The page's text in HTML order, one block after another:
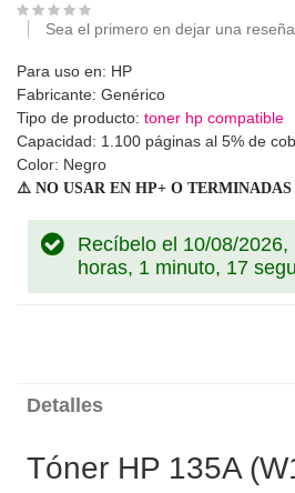
Sea el primero en dejar una
Para uso en: HP
Fabricante: Genérico
Tipo de producto: toner hp compatible
Capacidad: 1.100 páginas al 5% de
Color: Negro
⚠️ NO USAR EN HP+ O TERMINADAS
Recíbelo el 10/08/
horas, 1 minuto, 17
Detalles
Tóner HP 135A (